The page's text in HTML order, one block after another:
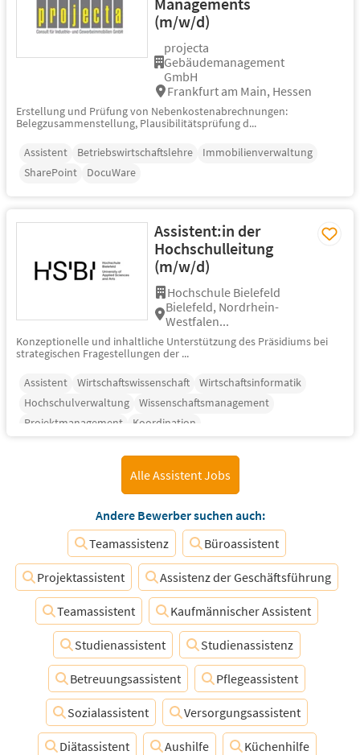
(m/w/d)
projecta
Gebäudemanagement
GmbH
Frankfurt am Main, Hessen
Erstellung und Prüfung von Nebenkostenabrechnungen:
Belegzusammenstellung, Plausibilitätsprüfung d...
Assistent
Betriebswirtschaftslehre
Immobilienverwaltung
SharePoint
DocuWare
Assistent:in der
Hochschulleitung
(m/w/d)
Hochschule Bielefeld
Bielefeld, Nordrhein-
Westfalen...
Konzeptionelle und inhaltliche Unterstützung des Präsidiums bei
strategischen Fragestellungen der ...
Assistent
Wirtschaftswissenschaft
Wirtschaftsinformatik
Hochschulverwaltung
Wissenschaftsmanagement
Projektmanagement
Koordination
Alle Assistent Jobs
Andere Bewerber suchen auch:
Teamassistenz
Büroassistent
Projektassistent Assistenz der Geschäftsführung
Teamassistent Kaufmännischer Assistent
Studienassistent Studienassistenz
Betreuungsassistent Pflegeassistent
Sozialassistent Versorgungsassistent
Diätassistent Aushilfe Küchenhilfe